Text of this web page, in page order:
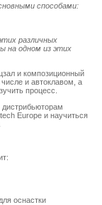
способами:
различных
на одном из этих
и композиционный
и автоклавом, а
процесс.
Europe и научиться
оснастки